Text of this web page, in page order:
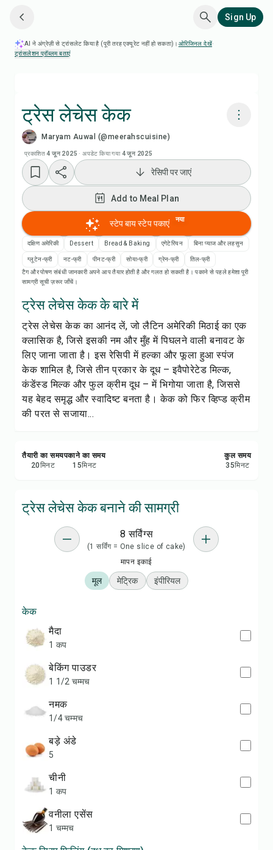
Sign Up
AI ने अंग्रेज़ी से ट्रांसलेट किया है (पूरी तरह एक्यूरेट नहीं हो सकता)। ओरिजिनल देखें·
ट्रांसलेशन प्रॉब्लम बताएं
ट्रेस लेचेस केक
Maryam Auwal (@meerahscuisine)
प्रकाशित 4 जून 2025 ·अपडेट किया गया 4 जून 2025
Add to Meal Plan
Add to Shopping List
रेसिपी नोट्स
रेसिपी प्रिंट करें
सेव करें
शेयर करें
रिपोर्ट करें
रेसिपी पर जाएं
Add to Meal Plan
स्टेप बाय स्टेप पकाएं नया
दक्षिण अमेरिकी Dessert Bread & Baking एगेटेरियन बिना प्याज और लहसुन
ग्लूटेन-फ्री नट-फ्री पीनट-फ्री सोया-फ्री ग्रेन-फ्री
तिल-फ्री
टैग और पोषण संबंधी जानकारी अपने आप तैयार होती है और गलत हो सकती है। पकाने से पहले हमेशा पूरी
सामग्री सूची ज़रूर जाँचें।
ट्रेस लेचेस केक के बारे में
ट्रेस लेचेस केक का आनंद लें, जो लैटिन अमेरिकी मिठाई का एक
क्लासिक है, जिसे इसकी नम और मुँह में पिघलने वाली बनावट के
लिए जाना जाता है। इस रेसिपी में हल्का और फूला हुआ स्पंज
केक शामिल है, जिसे तीन प्रकार के दूध – इवैपोरेटेड मिल्क,
कंडेंस्ड मिल्क और फुल क्रीम दूध – में भिगोया जाता है, जिससे
यह बेहद समृद्ध और स्वादिष्ट बनता है। केक को फिर व्हिप्ड क्रीम
की परत से सजाया...
तैयारी का समय
20मिनट
पकाने का समय
15मिनट
कुल समय
35मिनट
ट्रेस लेचेस केक बनाने की सामग्री
8 सर्विंग्स
(1 सर्विंग = One slice of cake)
मापन इकाई
मूल मेट्रिक इंपीरियल
केक
मैदा
1 कप
बेकिंग पाउडर
1 1/2 चम्मच
नमक
1/4 चम्मच
बड़े अंडे
5
चीनी
1 कप
वनीला एसेंस
1 चम्मच